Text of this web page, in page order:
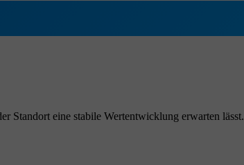
Standort eine stabile Wertentwicklung erwarten lässt.